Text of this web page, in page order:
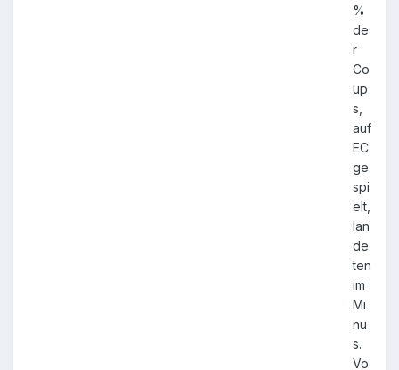
%
de
r
Co
up
s,
auf
EC
ge
spi
elt,
lan
de
ten
im
Mi
nu
s.
Vo